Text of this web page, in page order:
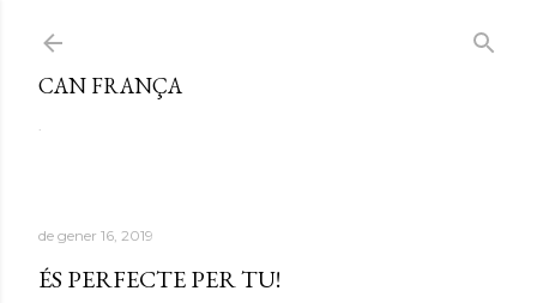
CAN FRANÇA
.
de gener 16, 2019
ÉS PERFECTE PER TU!